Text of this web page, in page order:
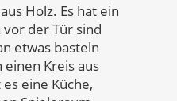
Holz. Es hat ein
der Tür sind
etwas basteln
einen Kreis aus
eine Küche,